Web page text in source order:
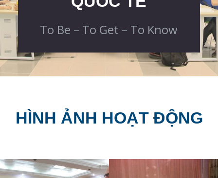
To Be – To Get – To Know
HÌNH ẢNH HOẠT ĐỘNG